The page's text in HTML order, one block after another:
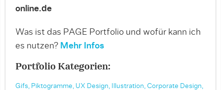
online.de
Was ist das PAGE Portfolio und wofür kann ich
es nutzen? Mehr Infos
Portfolio Kategorien:
Gifs, Piktogramme, UX Design, Illustration, Corporate Design,